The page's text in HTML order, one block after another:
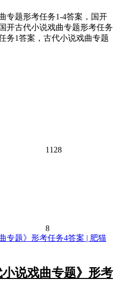
专题形考任务1-4答案，国开
开古代小说戏曲专题形考任务
务1答案，古代小说戏曲专题
1128
8
说戏曲专题》形考